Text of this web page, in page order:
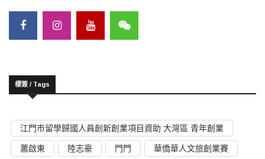
標簽 / Tags
江門市留學歸國人員創新創業項目資助 大灣區 青年創業
蕭啟東
陸志豪 門門
華僑華人文旅創業賽